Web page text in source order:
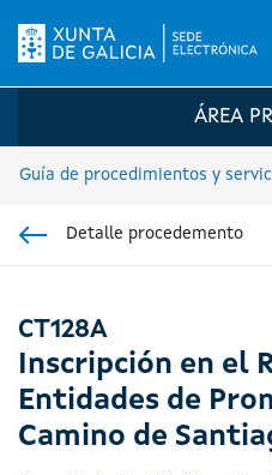
Logo de la Sede
ÁREA
Guía de procedimientos y
Detalle procedemento
CT128A
Inscripción en el
Entidades de
Camino de